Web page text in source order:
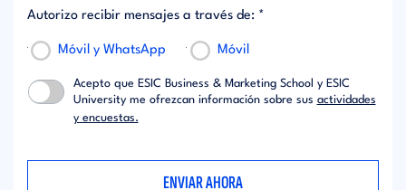
Autorizo recibir mensajes a través de: *
Móvil y WhatsApp Móvil
Acepto que ESIC Business & Marketing School y ESIC
University me ofrezcan información sobre sus actividades
y encuestas.